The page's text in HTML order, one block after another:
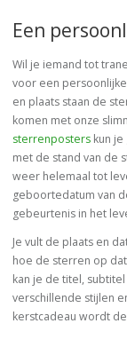
Een
Wil je iemand tot
voor een
en plaats staan de
komen met onze
sterrenposters kun
met de stand van de
weer helemaal tot
geboortedatum van
gebeurtenis in het
Je vult de plaats en
hoe de sterren op
kan je de titel,
verschillende stijlen
kerstcadeau wordt